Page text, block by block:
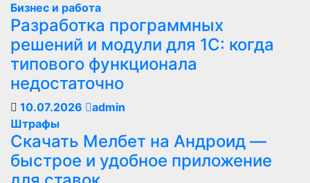
Бизнес и работа
Разработка программных
решений и модули для 1С: когда
типового функционала
недостаточно
10.07.2026
admin
Штрафы
Скачать Мелбет на Андроид —
быстрое и удобное приложение